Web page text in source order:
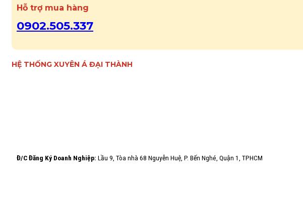
Hỗ trợ mua hàng
0902.505.337
HỆ THỐNG XUYÊN Á ĐẠI THÀNH
Đ/C Đăng Ký Doanh Nghiệp: Lầu 9, Tòa nhà 68 Nguyễn Huệ, P. Bến Nghé, Quận 1, TPHCM